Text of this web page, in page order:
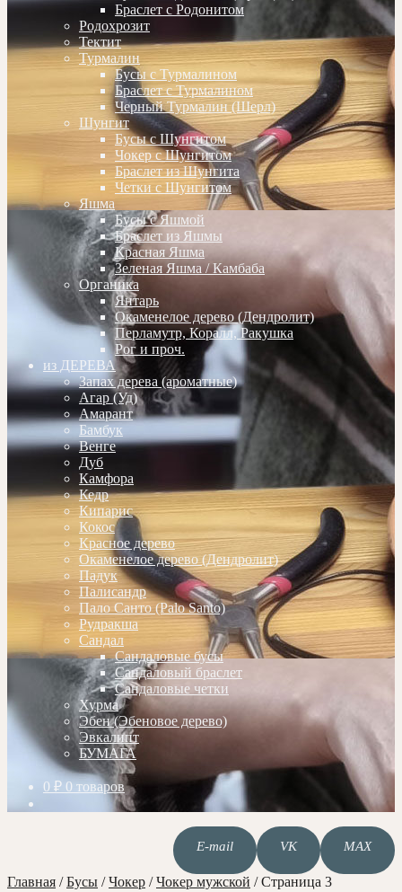
Браслет с Родонитом
Родохрозит
Тектит
Турмалин
Бусы с Турмалином
Браслет с Турмалином
Черный Турмалин (Шерл)
Шунгит
Бусы с Шунгитом
Чокер с Шунгитом
Браслет из Шунгита
Четки с Шунгитом
Яшма
Бусы с Яшмой
Браслет из Яшмы
Красная Яшма
Зеленая Яшма / Камбаба
Органика
Янтарь
Окаменелое дерево (Дендролит)
Перламутр, Коралл, Ракушка
Рог и проч.
из ДЕРЕВА
Запах дерева (ароматные)
Агар (Уд)
Амарант
Бамбук
Венге
Дуб
Камфора
Кедр
Кипарис
Кокос
Красное дерево
Окаменелое дерево (Дендролит)
Падук
Палисандр
Пало Санто (Palo Santo)
Рудракша
Сандал
Сандаловые бусы
Сандаловый браслет
Сандаловые четки
Хурма
Эбен (Эбеновое дерево)
Эвкалипт
БУМАГА
0 ₽ 0 товаров
E-mail VK MAX
Главная /Бусы /Чокер /Чокер мужской /Страница 3